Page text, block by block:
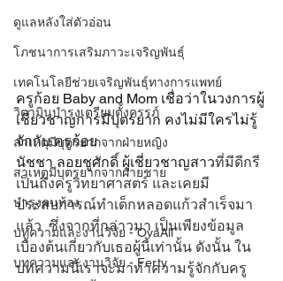
ดูแลหลังใส่ตัวอ่อน
โภชนาการเสริมภาวะเจริญพันธุ์
เทคโนโลยีช่วยเจริญพันธุ์ทางการแพทย์
วิตามินบำรุงเตรียมตั้งครรภ์
สาเหตุมีบุตรยากจากฝ่ายหญิง
สาเหตุมีบุตรยากจากฝ่ายชาย
บำรุงคนท้อง
บทความและงานวิจัย - OvaAll
บทความและงานวิจัย - Ferty
ครูก้อย Baby and Mom เชื่อว่าในวงการผู้
เชี่ยวชาญการมีบุตรยาก คงไม่มีใครไม่รู้
จักกับ ครูก้อย
นัชชา ลอยชูศักดิ์ ผู้เชี่ยวชาญสาวที่มีดีกรี
เป็นถึงครูวิทยาศาสตร์ และเคยมี
ประสบการณ์ทำเด็กหลอดแก้วสำเร็จมา
แล้ว  ซึ่งจากที่กล่าวมา เป็นเพียงข้อมูล
เบื้องต้นเกี่ยวกับเธอผู้นี้เท่านั้น ดังนั้น ใน
บทความนี้เราจะมาทำความรู้จักกับครู